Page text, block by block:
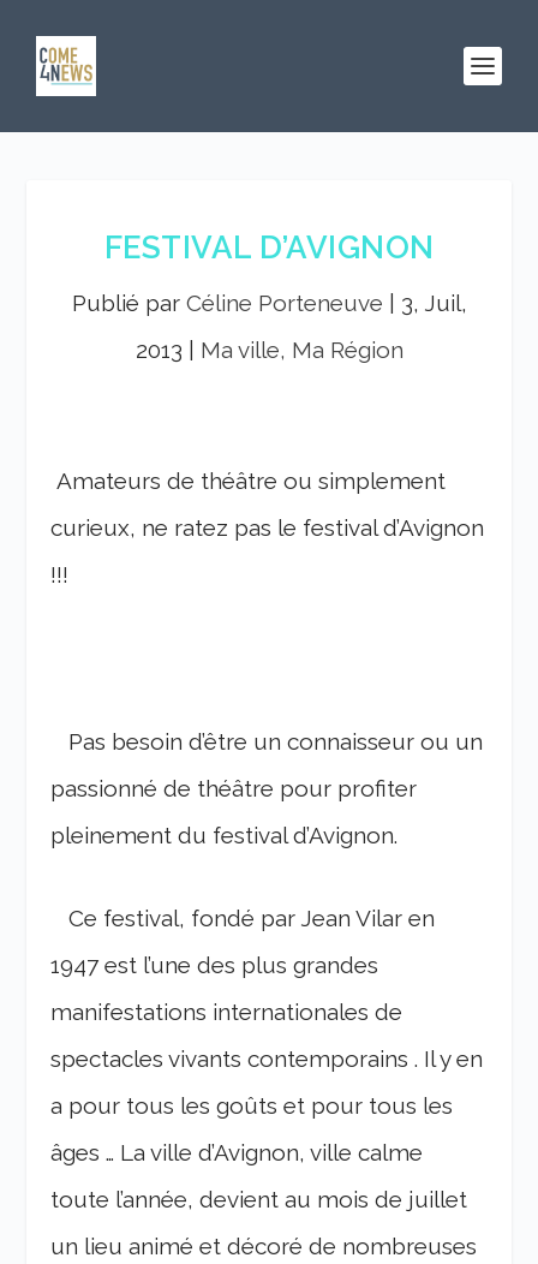
FESTIVAL D’AVIGNON
Publié par Céline Porteneuve
3, Juil,
2013
Ma ville, Ma Région
Amateurs de théâtre ou simplement
curieux, ne ratez pas le festival d’Avignon
!!!
Pas besoin d’être un connaisseur ou un
passionné de théâtre pour profiter
pleinement du festival d’Avignon.
Ce festival, fondé par Jean Vilar en
1947 est l’une des plus grandes
manifestations internationales de
spectacles vivants contemporains . Il y en
a pour tous les goûts et pour tous les
âges … La ville d’Avignon, ville calme
toute l’année, devient au mois de juillet
un lieu animé et décoré de nombreuses